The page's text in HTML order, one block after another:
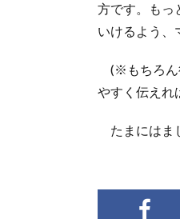
方です。もっ
いけるよう、
(※もちろん
やすく伝えれ
たまにはま